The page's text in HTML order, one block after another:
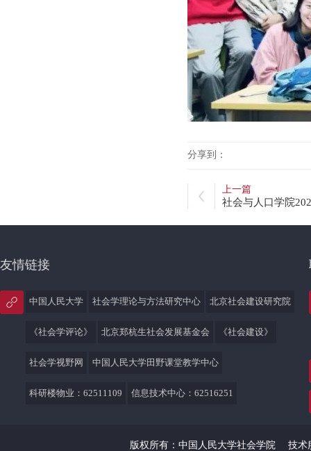
分享到：
上一篇
社会与人口学院
友情链接
中国人民大学 社会学理论与方法研究中心 北京社会建设研究院
《社会学评论》 北京郑杭生社会发展基金会 《社会建设》
社会学视野网 中国人民大学田野课堂教学中心
科研楼物业：62511109 信息技术中心：62516251
版权所有：中国人民大学社会学院 技术